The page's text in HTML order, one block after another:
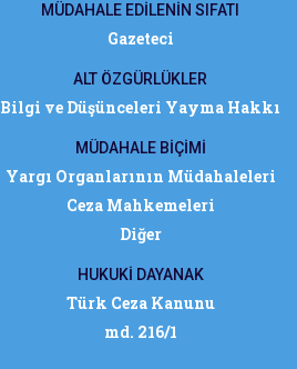
MÜDAHALE EDİLENİN SIFATI
Gazeteci
ALT ÖZGÜRLÜKLER
Bilgi ve Düşünceleri Yayma Hakkı
MÜDAHALE BİÇİMİ
Yargı Organlarının Müdahaleleri
Ceza Mahkemeleri
Diğer
HUKUKİ DAYANAK
Türk Ceza Kanunu
md. 216/1